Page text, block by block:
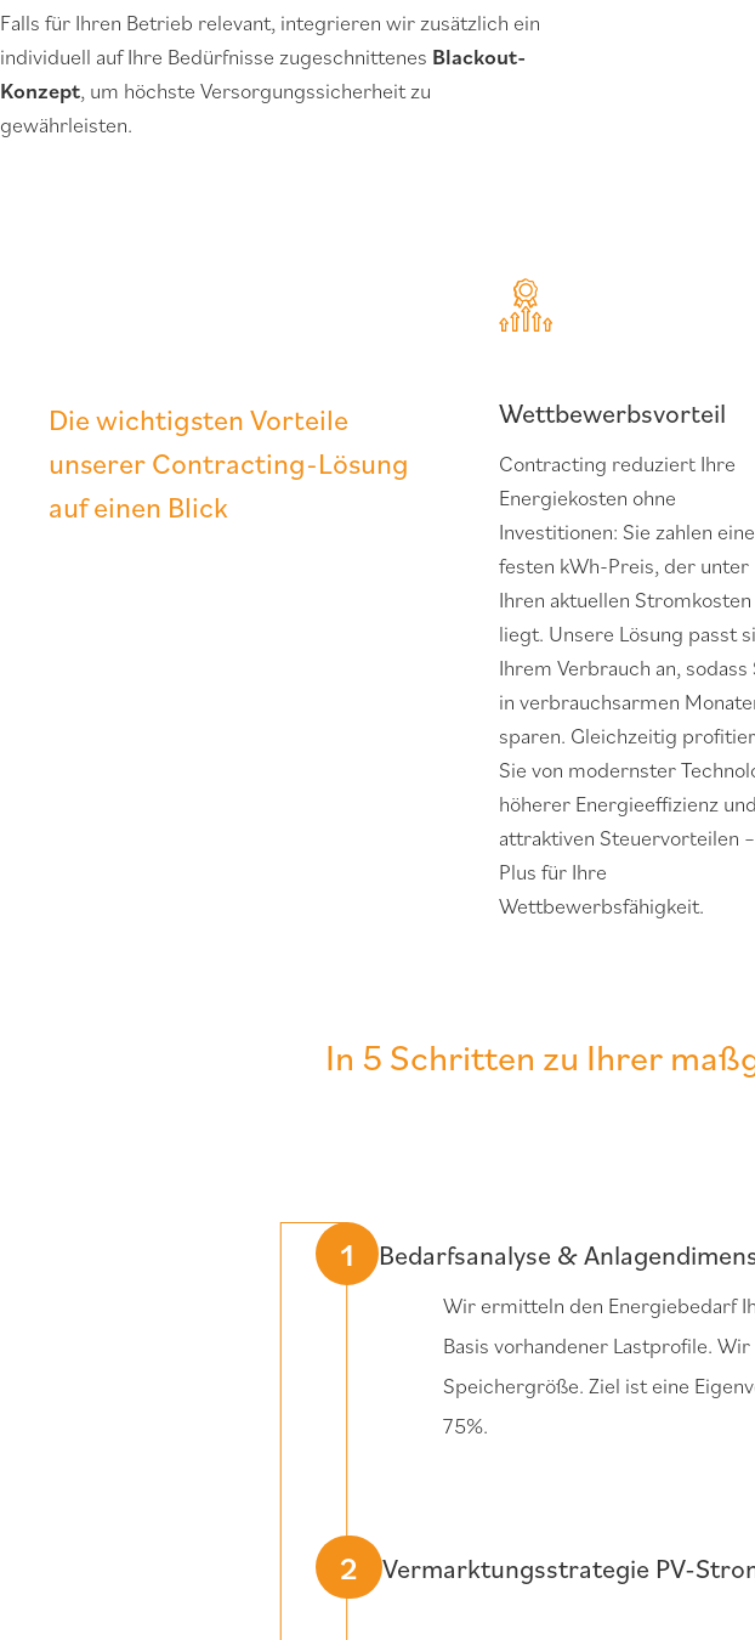
Falls für Ihren Betrieb relevant, integrieren wir zusätzlich ein
individuell auf Ihre Bedürfnisse zugeschnittenes Blackout-
Konzept, um höchste Versorgungssicherheit zu
gewährleisten.
Die wichtigsten Vorteile
unserer Contracting-Lösung
auf einen Blick
Wettbewerbsvorteil
Contracting reduziert Ihre
Energiekosten ohne
Investitionen: Sie zahlen
festen kWh-Preis, der unter
Ihren aktuellen Stromkosten
liegt. Unsere Lösung passt
Ihrem Verbrauch an, sodass
in verbrauchsarmen
sparen. Gleichzeitig
Sie von modernster
höherer Energieeffizienz und
attraktiven Steuervorteilen
Plus für Ihre
Wettbewerbsfähigkeit.
In 5 Schritten zu Ihrer
1 Bedarfsanalyse &
Wir ermitteln den Energiebedarf
Basis vorhandener Lastprofile.
Speichergröße. Ziel ist eine
75%.
2 Vermarktungsstrategie PV-